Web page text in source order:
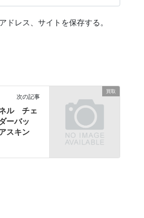
ドレス、サイトを保存する。
買取
次の記事
ル チェ
ーバッ
スキン